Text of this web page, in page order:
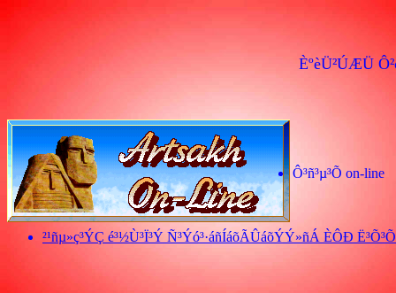
ÈºèÜ²ÚÆÜ
Ô³ñ³µ³Õ on-line
²¹ñµ»ç³ÝÇ é³½Ù³Ï³Ý Ñ³Ýó³·áñÍáõÃÛáõÝÝ»ñÁ ÈÔÐ